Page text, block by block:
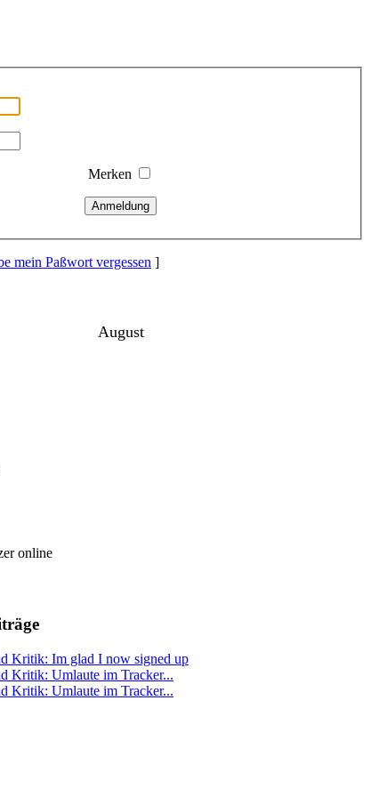
Merken
Anmeldung
mein Paßwort vergessen ]
August
online
Kritik: Im glad I now signed up
Kritik: Umlaute im Tracker...
Kritik: Umlaute im Tracker...